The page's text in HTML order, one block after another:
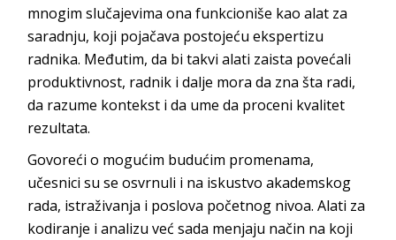
mnogim slučajevima ona funkcioniše kao alat za
saradnju, koji pojačava postojeću ekspertizu
radnika. Međutim, da bi takvi alati zaista povećali
produktivnost, radnik i dalje mora da zna šta radi,
da razume kontekst i da ume da proceni kvalitet
rezultata.
Govoreći o mogućim budućim promenama,
učesnici su se osvrnuli i na iskustvo akademskog
rada, istraživanja i poslova početnog nivoa. Alati za
kodiranje i analizu već sada menjaju način na koji